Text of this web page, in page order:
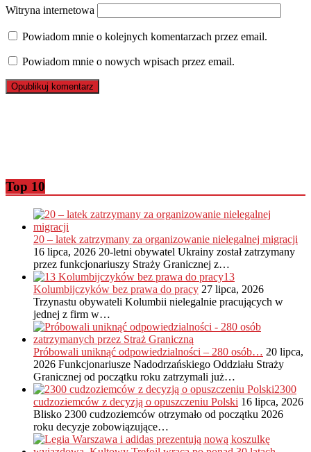
Witryna internetowa
Powiadom mnie o kolejnych komentarzach przez email.
Powiadom mnie o nowych wpisach przez email.
Top 10
20 – latek zatrzymany za organizowanie nielegalnej migracji
16 lipca, 2026 20-letni obywatel Ukrainy został zatrzymany
przez funkcjonariuszy Straży Granicznej z…
13
Kolumbijczyków bez prawa do pracy 27 lipca, 2026
Trzynastu obywateli Kolumbii nielegalnie pracujących w
jednej z firm w…
Próbowali uniknąć odpowiedzialności – 280 osób… 20 lipca,
2026 Funkcjonariusze Nadodrzańskiego Oddziału Straży
Granicznej od początku roku zatrzymali już…
2300
cudzoziemców z decyzją o opuszczeniu Polski 16 lipca, 2026
Blisko 2300 cudzoziemców otrzymało od początku 2026
roku decyzje zobowiązujące…